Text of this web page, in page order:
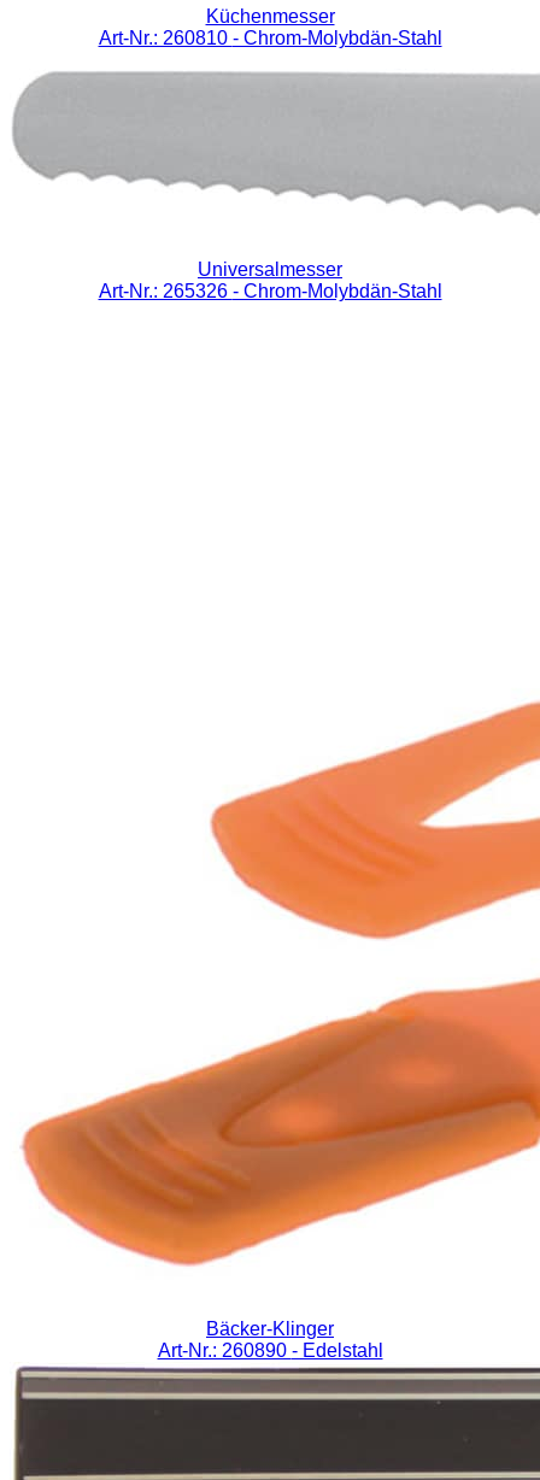
Küchenmesser
Art-Nr.: 260810 - Chrom-Molybdän-Stahl
Universalmesser
Art-Nr.: 265326 - Chrom-Molybdän-Stahl
Bäcker-Klinger
Art-Nr.: 260890 - Edelstahl